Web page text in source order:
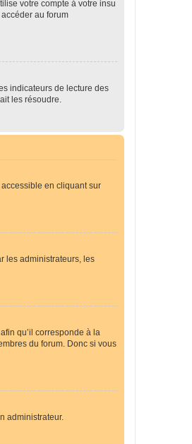
votre compte à votre insu
au forum
indicateurs de lecture des
les résoudre.
en cliquant sur
les administrateurs, les
qu’il corresponde à la
du forum. Donc si vous
administrateur.